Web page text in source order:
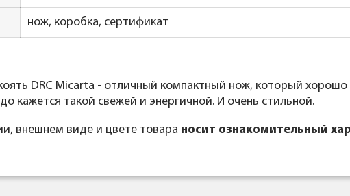
нож, коробка, сертификат
DRC Micarta - отличный компактный нож, который
кажется такой свежей и энергичной. И очень стильной.
внешнем виде и цвете товара носит ознакомительный